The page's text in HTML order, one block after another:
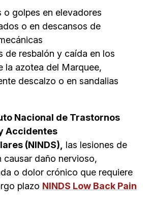
o golpes en elevadores
o en descansos de
de resbalón y caída en los
la azotea del Marquee,
descalzo o en sandalias
Nacional de Trastornos
Accidentes
(NINDS), las lesiones de
causar daño nervioso,
o dolor crónico que requiere
plazo NINDS Low Back Pain